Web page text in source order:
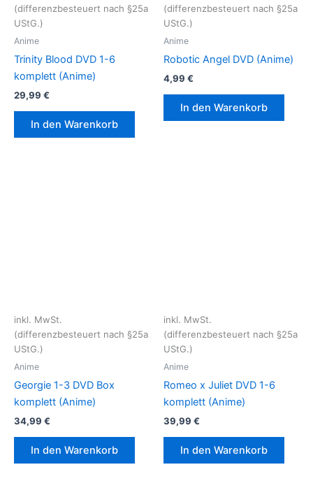
(differenzbesteuert nach §25a
UStG.)
Anime
Trinity Blood DVD 1-6
komplett (Anime)
29,99 €
In den Warenkorb
(differenzbesteuert nach §25a
UStG.)
Anime
Robotic Angel DVD (Anime)
4,99 €
In den Warenkorb
inkl. MwSt.
(differenzbesteuert nach §25a
UStG.)
Anime
Georgie 1-3 DVD Box
komplett (Anime)
34,99 €
In den Warenkorb
inkl. MwSt.
(differenzbesteuert nach §25a
UStG.)
Anime
Romeo x Juliet DVD 1-6
komplett (Anime)
39,99 €
In den Warenkorb